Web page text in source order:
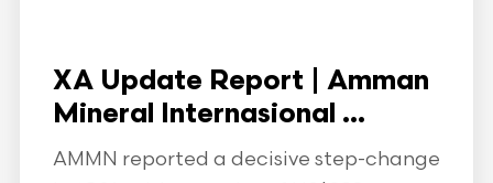
XA Update Report | Amman
Mineral Internasional ...
AMMN reported a decisive step-change